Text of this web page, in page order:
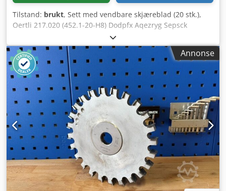
Tilstand: brukt, Sett med vendbare skjæreblad (20 stk.),
Oertli 217.020 (452.1-20-H8) Dodpfx Aqezryg Sepsck
Annonse